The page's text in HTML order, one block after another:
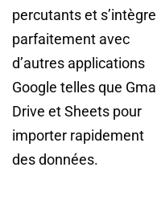
percutants et s’intègre
parfaitement avec
d’autres applications
Google telles que
Drive et Sheets pour
importer rapidement
des données.